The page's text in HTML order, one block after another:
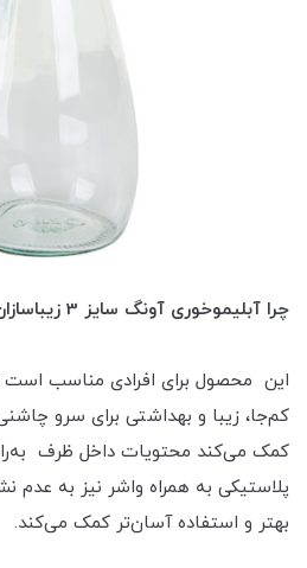
چرا آبلیموخوری آونگ سایز 3 زیباسازان؟
این محصول برای افرادی مناسب
کم‌جا، زیبا و بهداشتی برای سرو
کمک می‌کند محتویات داخل ظرف
پلاستیکی به همراه واشر نیز به
بهتر و استفاده آسان‌تر کمک می‌کند.